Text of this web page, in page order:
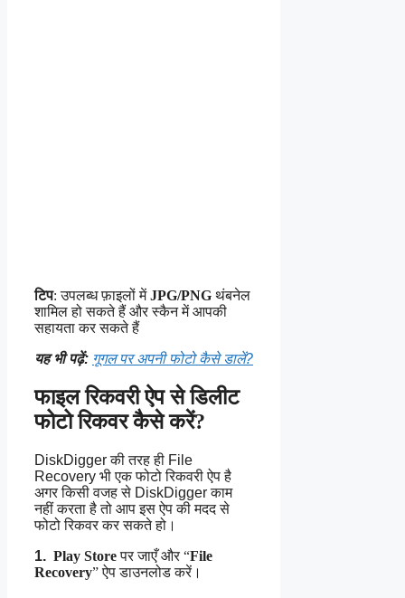
टिप: उपलब्ध फ़ाइलों मेंJPG/PNG थंबनेल
शामिल हो सकते हैं और स्कैन में आपकी
सहायता कर सकते हैं
यह भी पढ़ें: गूगल पर अपनी फोटो कैसे डालें?
फाइल रिकवरी ऐप से डिलीट
फोटो रिकवर कैसे करें?
DiskDigger की तरह ही File
Recovery भी एक फोटो रिकवरी ऐप है
अगर किसी वजह से DiskDigger काम
नहीं करता है तो आप इस ऐप की मदद से
फोटो रिकवर कर सकते हो।
1. Play Storeपर जाएँ और “File
Recovery” ऐप डाउनलोड करें।